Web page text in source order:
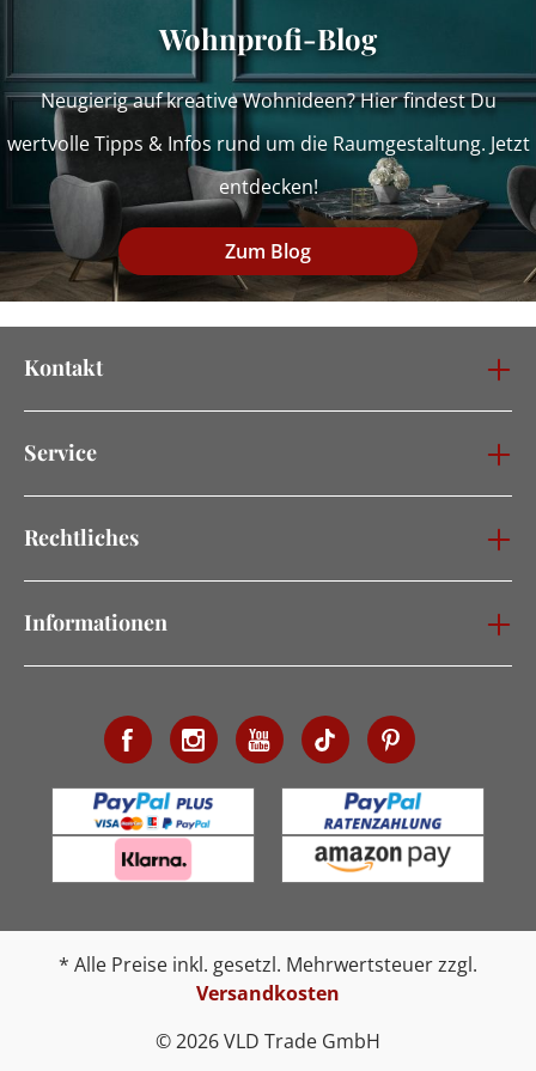
Wohnprofi-Blog
Neugierig auf kreative Wohnideen? Hier findest Du
wertvolle Tipps & Infos rund um die Raumgestaltung. Jetzt
entdecken!
Zum Blog
Kontakt
Service
Rechtliches
Informationen
* Alle Preise inkl. gesetzl. Mehrwertsteuer zzgl.
Versandkosten
© 2026 VLD Trade GmbH